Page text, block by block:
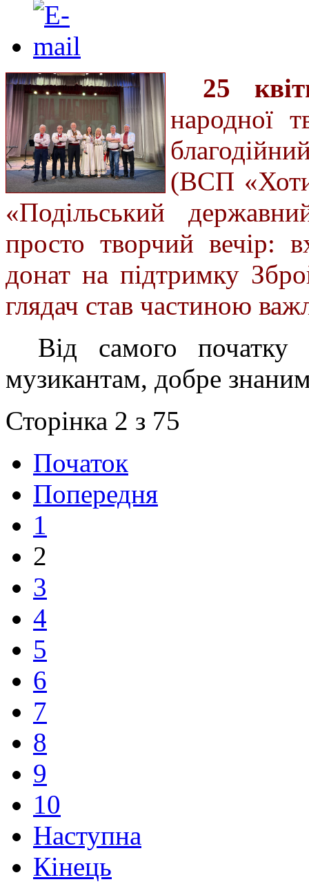
25
народної
(ВСП
«Подільський
просто творчий вечір:
донат на підтримку
глядач став частиною
Від самого початку
музикантам, добре
Сторінка 2 з 75
Початок
Попередня
1
2
3
4
5
6
7
8
9
10
Наступна
Кінець